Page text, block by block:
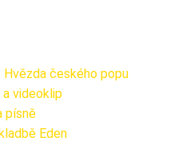
českého popu
a videoklip
písně
Eden